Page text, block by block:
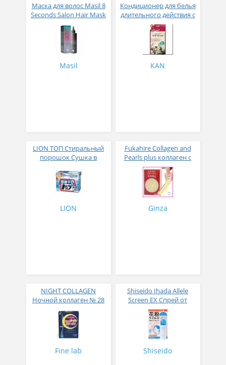
Маска для волос Masil 8
Seconds Salon Hair Mask
200 мл
Masil
Кондиционер для белья
длительного действия с
аромакапсулами с
экзотическим ароматом
500 мл
KAN
LION ТОП Стиральный
порошок Сушка в
гр
LION
Fukahire Collagen and
Pearls plus коллаген с
жемчужным порошком
№ 30
Ginza
NIGHT COLLAGEN
Ночной коллаген № 28
Fine lab
Shiseido Ihada Allele
Screen EX Спрей от
вирусов и аллергий 50
гр
Shiseido